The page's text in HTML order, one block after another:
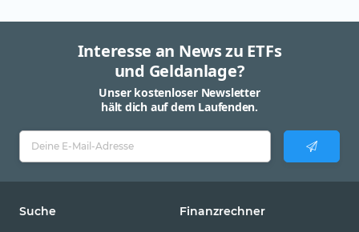
Interesse an News zu ETFs
und Geldanlage?
Unser kostenloser Newsletter
hält dich auf dem Laufenden.
Suche Finanzrechner